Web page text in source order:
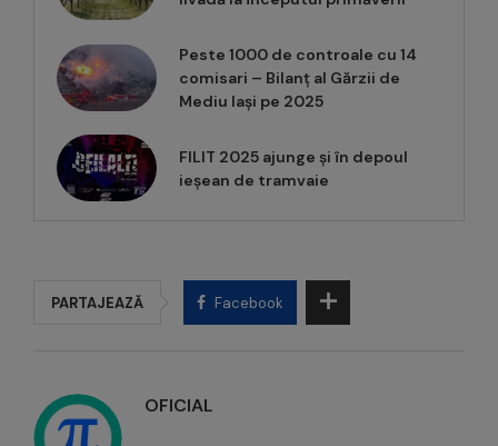
Peste 1000 de controale cu 14
comisari – Bilanț al Gărzii de
Mediu Iași pe 2025
FILIT 2025 ajunge și în depoul
ieșean de tramvaie
PARTAJEAZĂ Facebook
OFICIAL